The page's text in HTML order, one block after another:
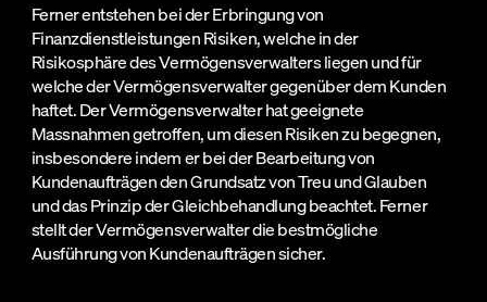
Ferner entstehen bei der Erbringung von
Finanzdienstleistungen Risiken, welche in der
Risikosphäre des Vermögensverwalters liegen und für
welche der Vermögensverwalter gegenüber dem Kunden
haftet. Der Vermögensverwalter hat geeignete
Massnahmen getroffen, um diesen Risiken zu begegnen,
insbesondere indem er bei der Bearbeitung von
Kundenaufträgen den Grundsatz von Treu und Glauben
und das Prinzip der Gleichbehandlung beachtet. Ferner
stellt der Vermögensverwalter die bestmögliche
Ausführung von Kundenaufträgen sicher.